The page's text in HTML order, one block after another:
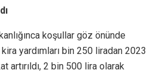
koşullar göz önünde
yardımları bin 250 liradan 2023
artırıldı, 2 bin 500 lira olarak